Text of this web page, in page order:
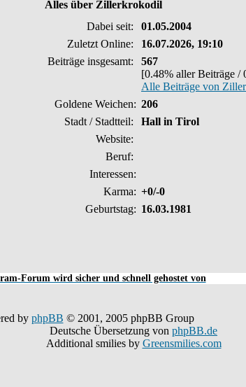
Alles über Zillerkrokodil
Dabei seit:
01.05.2004
Zuletzt Online:
16.07.2026, 19:10
Beiträge insgesamt:
567
[0.48% aller Beiträge /
Alle Beiträge von
Goldene Weichen: 206
Stadt / Stadtteil:
Hall in Tirol
Website:
Beruf:
Interessen:
Karma: +0/-0
Geburtstag: 16.03.1981
Forum wird sicher und schnell gehostet von
by phpBB © 2001, 2005 phpBB Group
Deutsche Übersetzung von phpBB.de
Additional smilies by Greensmilies.com